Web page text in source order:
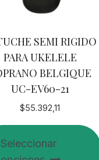
SEMI RIGIDO
PARA UKELELE
BELGIQUE
UC-EV60-21
$55.392,11
Seleccionar